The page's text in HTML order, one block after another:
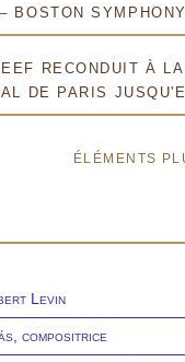
BOSTON SYMPHONY
RECONDUIT À
DE PARIS
ÉLÉMENTS
Levin
compositrice